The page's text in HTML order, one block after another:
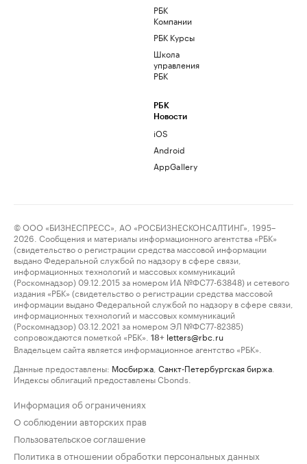
РБК
Компании
РБК Курсы
Школа
управления
РБК
РБК
Новости
iOS
Android
AppGallery
© ООО «БИЗНЕСПРЕСС», АО «РОСБИЗНЕСКОНСАЛТИНГ», 1995–
2026. Сообщения и материалы информационного агентства «РБК»
(свидетельство о регистрации средства массовой информации
выдано Федеральной службой по надзору в сфере связи,
информационных технологий и массовых коммуникаций
(Роскомнадзор) 09.12.2015 за номером ИА №ФС77-63848) и сетевого
издания «РБК» (свидетельство о регистрации средства массовой
информации выдано Федеральной службой по надзору в сфере связи,
информационных технологий и массовых коммуникаций
(Роскомнадзор) 03.12.2021 за номером ЭЛ №ФС77-82385)
сопровождаются пометкой «РБК».
18+ letters@rbc.ru
Владельцем сайта является информационное агентство «РБК».
Данные предоставлены: Мосбиржа Санкт-Петербургская биржа
Индексы облигаций предоставлены Cbonds.
Информация об ограничениях
О соблюдении авторских прав
Пользовательское соглашение
Политика в отношении обработки персональных данных